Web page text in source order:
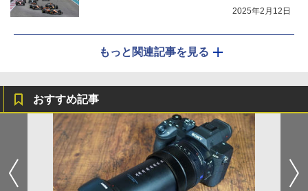
2025年2月12日
もっと関連記事を見る
おすすめ記事